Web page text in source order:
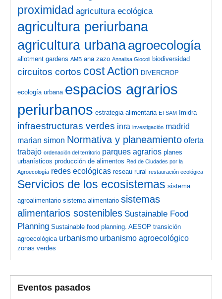
proximidad agricultura ecológica
agricultura periurbana
agricultura urbanaagroecología
allotment gardens AMB ana zazo Annalisa Giocoli biodiversidad
circuitos cortos cost Action DIVERCROP
ecología urbana espacios agrarios
periurbanos estrategia alimentaria ETSAM Imidra
infraestructuras verdes inra investigación madrid
marian simon Normativa y planeamiento oferta
trabajo ordenación del territorio parques agrarios planes
urbanísticos producción de alimentos Red de Ciudades por la
Agroecología redes ecológicas reseau rural restauración ecológica
Servicios de los ecosistemas sistema
agroalimentario sistema alimentario sistemas
alimentarios sostenibles Sustainable Food
Planning Sustainable food planning. AESOP transición
agroecológica urbanismo urbanismo agroecológico
zonas verdes
Eventos pasados